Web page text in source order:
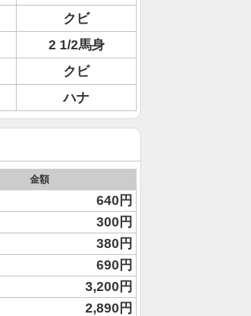
クビ
2 1/2馬身
クビ
ハナ
金額
640円
300円
380円
690円
3,200円
2,890円